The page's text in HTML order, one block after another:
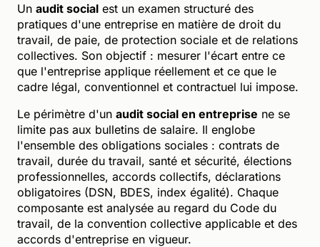
Un audit social est un examen structuré des
pratiques d'une entreprise en matière de droit du
travail, de paie, de protection sociale et de relations
collectives. Son objectif : mesurer l'écart entre ce
que l'entreprise applique réellement et ce que le
cadre légal, conventionnel et contractuel lui impose.
Le périmètre d'un audit social en entreprise ne se
limite pas aux bulletins de salaire. Il englobe
l'ensemble des obligations sociales : contrats de
travail, durée du travail, santé et sécurité, élections
professionnelles, accords collectifs, déclarations
obligatoires (DSN, BDES, index égalité). Chaque
composante est analysée au regard du Code du
travail, de la convention collective applicable et des
accords d'entreprise en vigueur.